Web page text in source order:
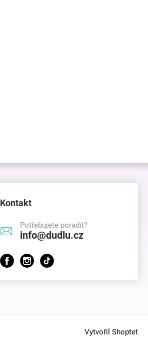
Kontakt
Potřebujete poradit?
info@dudlu.cz
Vytvořil Shoptet